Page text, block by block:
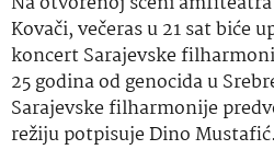
Kovači, večeras u 21 sat biće
koncert Sarajevske
25 godina od genocida u
Sarajevske filharmonije
režiju potpisuje Dino Mustafić.